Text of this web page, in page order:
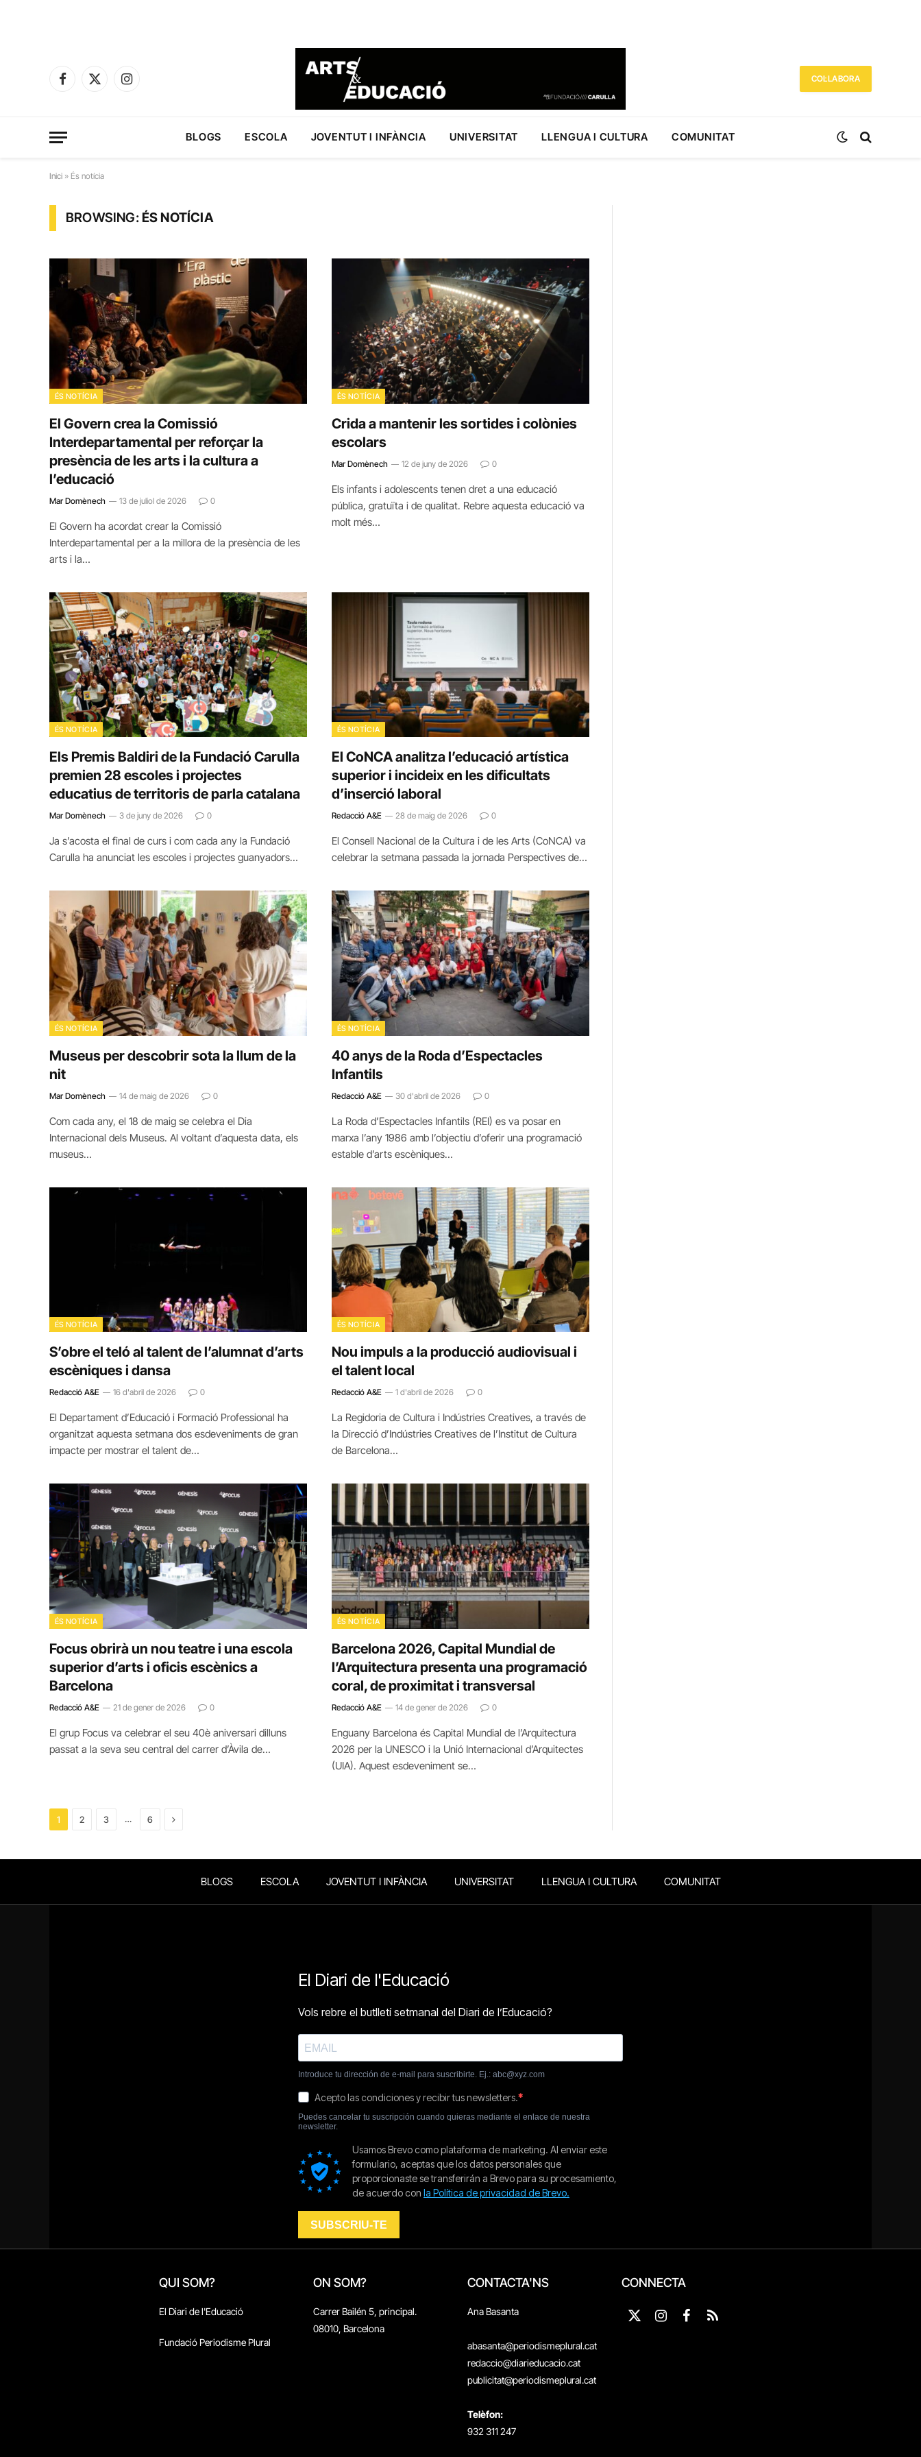
Facebook
X
Instagram
COL·LABORA
BLOGS ESCOLA JOVENTUT I INFÀNCIA UNIVERSITAT LLENGUA I CULTURA COMUNITAT
Inici » És notícia
BROWSING:ÉS NOTÍCIA
ÉS NOTÍCIA
El Govern crea la Comissió
Interdepartamental per reforçar la
presència de les arts i la cultura a
l’educació
Mar Domènech 13 de juliol de 2026 0
El Govern ha acordat crear la Comissió
Interdepartamental per a la millora de la presència de les
arts i la…
ÉS NOTÍCIA
Crida a mantenir les sortides i colònies
escolars
Mar Domènech 12 de juny de 2026 0
Els infants i adolescents tenen dret a una educació
pública, gratuïta i de qualitat. Rebre aquesta educació va
molt més…
ÉS NOTÍCIA
Els Premis Baldiri de la Fundació Carulla
premien 28 escoles i projectes
educatius de territoris de parla catalana
Mar Domènech 3 de juny de 2026 0
Ja s’acosta el final de curs i com cada any la Fundació
Carulla ha anunciat les escoles i projectes guanyadors…
ÉS NOTÍCIA
El CoNCA analitza l’educació artística
superior i incideix en les dificultats
d’inserció laboral
Redacció A&E 28 de maig de 2026 0
El Consell Nacional de la Cultura i de les Arts (CoNCA) va
celebrar la setmana passada la jornada Perspectives de…
ÉS NOTÍCIA
Museus per descobrir sota la llum de la
nit
Mar Domènech 14 de maig de 2026 0
Com cada any, el 18 de maig se celebra el Dia
Internacional dels Museus. Al voltant d’aquesta data, els
museus…
ÉS NOTÍCIA
40 anys de la Roda d’Espectacles
Infantils
Redacció A&E 30 d'abril de 2026 0
La Roda d’Espectacles Infantils (REI) es va posar en
marxa l’any 1986 amb l’objectiu d’oferir una programació
estable d’arts escèniques…
ÉS NOTÍCIA
S’obre el teló al talent de l’alumnat d’arts
escèniques i dansa
Redacció A&E 16 d'abril de 2026 0
El Departament d’Educació i Formació Professional ha
organitzat aquesta setmana dos esdeveniments de gran
impacte per mostrar el talent de…
ÉS NOTÍCIA
Nou impuls a la producció audiovisual i
el talent local
Redacció A&E 1 d'abril de 2026 0
La Regidoria de Cultura i Indústries Creatives, a través de
la Direcció d’Indústries Creatives de l’Institut de Cultura
de Barcelona…
ÉS NOTÍCIA
Focus obrirà un nou teatre i una escola
superior d’arts i oficis escènics a
Barcelona
Redacció A&E 21 de gener de 2026 0
El grup Focus va celebrar el seu 40è aniversari dilluns
passat a la seva seu central del carrer d’Àvila de…
ÉS NOTÍCIA
Barcelona 2026, Capital Mundial de
l’Arquitectura presenta una programació
coral, de proximitat i transversal
Redacció A&E 14 de gener de 2026 0
Enguany Barcelona és Capital Mundial de l’Arquitectura
2026 per la UNESCO i la Unió Internacional d’Arquitectes
(UIA). Aquest esdeveniment se…
1 2 3 … 6 Next
BLOGS ESCOLA JOVENTUT I INFÀNCIA UNIVERSITAT LLENGUA I CULTURA COMUNITAT
QUI SOM?
El Diari de l'Educació
Fundació Periodisme Plural
ON SOM?
Carrer Bailén 5, principal.
08010, Barcelona
CONTACTA'NS
Ana Basanta
abasanta@periodismeplural.cat
redaccio@diarieducacio.cat
publicitat@periodismeplural.cat
Telèfon:
932 311 247
CONNECTA
X
InstagramFacebook
RSS